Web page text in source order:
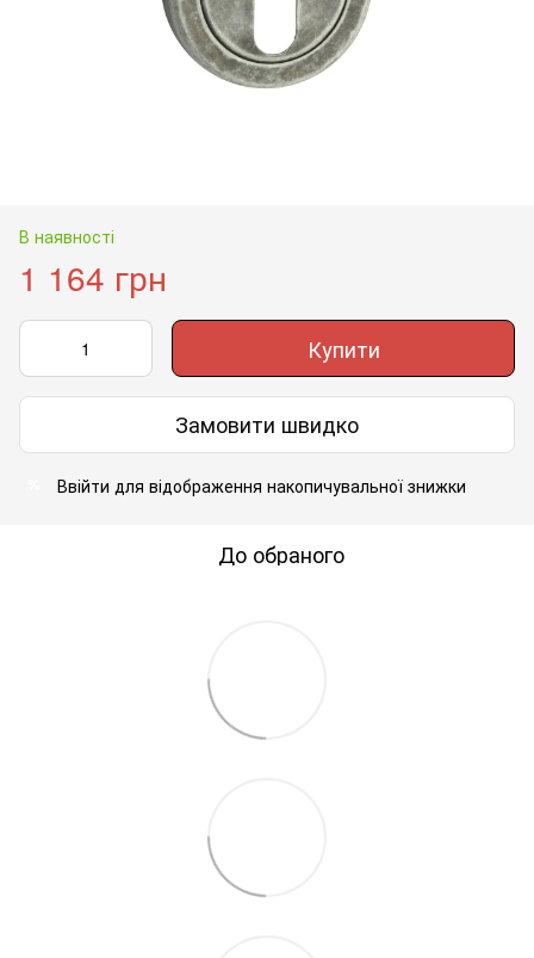
В наявності
1 164 грн
Купити
Замовити швидко
Ввійти для відображення накопичувальної знижки
До обраного